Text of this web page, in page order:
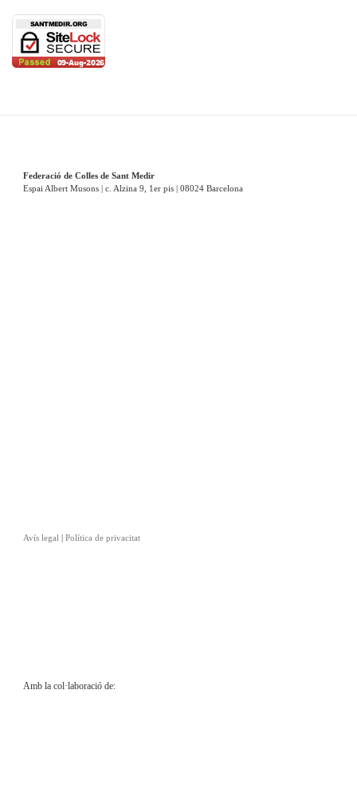
Federació de Colles de Sant Medir
Espai Albert Musons | c. Alzina 9, 1er pis | 08024 Barcelona
Avís legal | Política de privacitat
Amb la col·laboració de: